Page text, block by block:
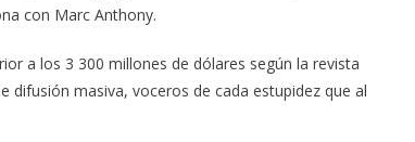
con Marc Anthony.
a los 3 300 millones de dólares según la revista
difusión masiva, voceros de cada estupidez que al